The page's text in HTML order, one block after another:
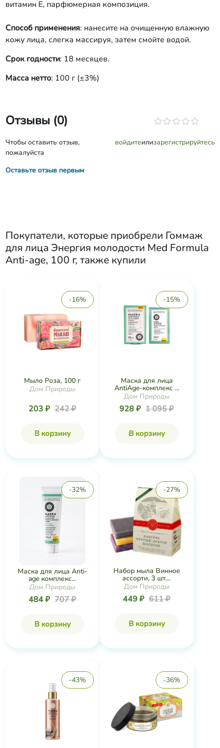
витамин Е, парфюмерная композиция.
Способ применения: нанесите на очищенную влажную
кожу лица, слегка массируя, затем смойте водой.
Срок годности: 18 месяцев.
Масса нетто: 100 г (±3%)
Отзывы (0)
Чтобы оставить отзыв,
пожалуйста
войдитеилизарегистрируйтесь
Оставьте отзыв первым
Покупатели, которые приобрели Гоммаж
для лица Энергия молодости Med Formula
Anti-age, 100 г, также купили
-16%
Мыло Роза, 100 г
Дом Природы
203 ₽ 242 ₽
В корзину
-15%
Маска для лица
AntiAge-комплекс ...
Дом Природы
928 ₽ 1 095 ₽
В корзину
-32%
Маска для лица Anti-
age комплекс...
Дом Природы
484 ₽ 707 ₽
В корзину
-27%
Набор мыла Винное
ассорти, 3 шт....
Дом Природы
449 ₽ 611 ₽
В корзину
-43% -36%